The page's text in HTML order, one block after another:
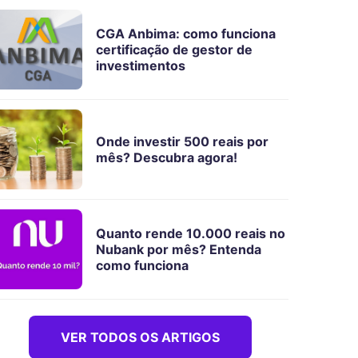
CGA Anbima: como funciona
certificação de gestor de
investimentos
Onde investir 500 reais por
mês? Descubra agora!
Quanto rende 10.000 reais no
Nubank por mês? Entenda
como funciona
VER TODOS OS ARTIGOS